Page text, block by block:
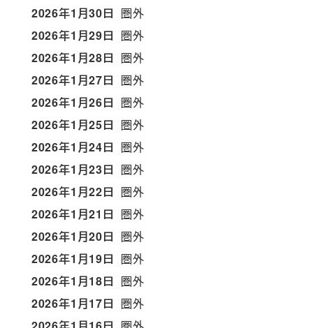
2026年1月30日 圏外
2026年1月29日 圏外
2026年1月28日 圏外
2026年1月27日 圏外
2026年1月26日 圏外
2026年1月25日 圏外
2026年1月24日 圏外
2026年1月23日 圏外
2026年1月22日 圏外
2026年1月21日 圏外
2026年1月20日 圏外
2026年1月19日 圏外
2026年1月18日 圏外
2026年1月17日 圏外